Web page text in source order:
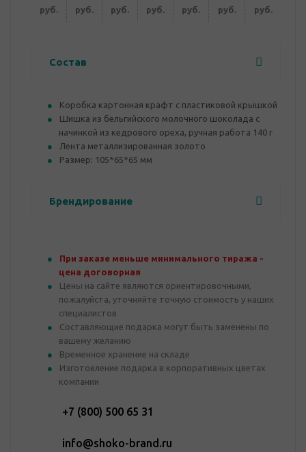
руб.
руб.
руб.
руб.
руб.
руб.
руб.
Состав
Коробка картонная крафт с пластиковой крышкой
Шишка из бельгийского молочного шоколада с
начинкой из кедрового ореха, ручная работа 140 г
Лента металлизированная золото
Размер: 105*65*65 мм
Брендирование
При заказе меньше минимального тиража -
цена договорная
Цены на сайте являются ориентировочными,
пожалуйста, уточняйте точную стоимость у наших
специалистов
Составляющие подарка могут быть заменены по
вашему желанию
Временное хранение на складе
Изготовление подарка в корпоративных цветах
компании
+7 (800) 500 65 31
info@shoko-brand.ru